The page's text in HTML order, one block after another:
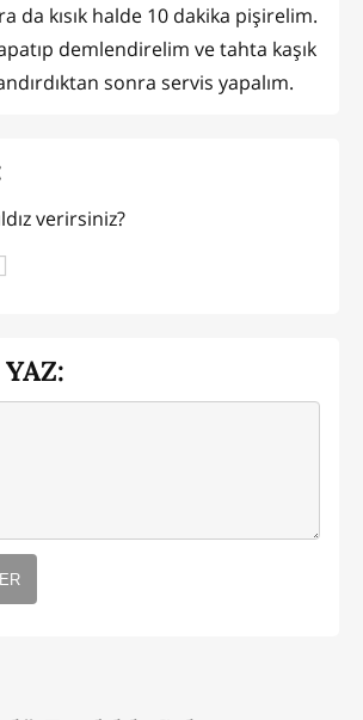
da kısık halde 10 dakika pişirelim.
demlendirelim ve tahta kaşık
sonra servis yapalım.
verirsiniz?